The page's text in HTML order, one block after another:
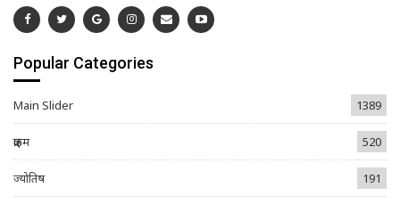
Popular Categories
Main Slider 1389
क्राइम 520
ज्योतिष 191